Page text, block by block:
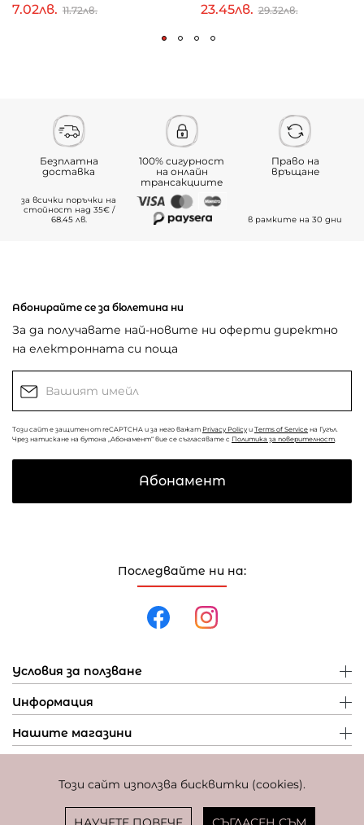
Този сайт използва бисквитки (cookies).
7.02лв. 11.72лв.
23.45лв. 29.32лв.
Безплатна
доставка
за всички поръчки на
стойност над 35€ /
68.45 лв.
100% сигурност
на онлайн
трансакциите
Право на
връщане
в рамките на 30 дни
Последвайте ни на:
Условия за ползване
Информация
Нашите магазини
Абонирайте се за бюлетина ни
За да получавате най-новите ни оферти директно
на електронната си поща
Този сайт е защитен от reCAPTCHA и за него важат Privacy Policy и Terms of Service на Гугъл.
Чрез натискане на бутона „Абонамент“ вие се съгласявате с Политика за поверителност
Абонамент
Фиксиран курс за превалутиране: 1 EUR = 1,95583 BGN